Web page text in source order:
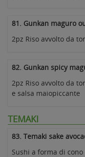
81. Gunkan maguro
2pz Riso avvolto da
82. Gunkan spicy
2pz Riso avvolto da
e salsa maiopiccante
TEMAKI
83. Temaki sake
Sushi a forma di